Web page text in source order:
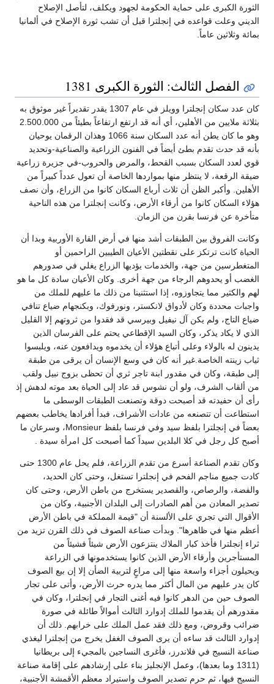
الثورة الكبرى على حماية الحكومة لجهود ويكلف، لتأصل الإصلاح
الديني وعلت قواعده في إنجلترا قبل أن تشب ثورة الإصلاح في ألمانيا
بمائة وثلاثين عاماً.
الفصل الثالث: الثورة الكبرى 1381
كان عدد سكان إنجلترا وويلز في عام 1307 يقدر تقديراً غير موثوق به
بثلاثة ملايين من الأهلين، أي أنه قد ارتفع ارتفاعاً بطيئاً من 2.500.000
وهو ما كان يطن أنه عدد السكان سنة 1066 وهذان الرقمان يوحيان
بأنه قد حدث تقدم بطئ أيضاً في الفنون الزراعية والصناعية-وتحديد
قوي لعدد السكان بسبب القحط، والمرض والحروب-في جزيرة زراعية
ضيقة الرقعة، لا ينتظر منها بمواردها الخاصة أن تعول عدداً كبيراً من
الأهلين. وأكبر الظن أن ثلاث أرباع السكان كانوا من الزراع، وأن نصف
هؤلاء السكان كانوا من أرقاء الأرض، وكانت إنجلترا من هذه الناحية
متأخرة عن فرنسا بقرن من الزمان.
وكانت الفروق بين الطبقات أشد منها في أرض القارة الأوربية وبدا أن
الحياة كانت ترتكز على نقطتين الأعيان الطيبين الراحمين أو
المتغطرسين من جهة، والخدمات يؤديها الزراع يغلي في صدورهم
الغضب أو يحدوهم الرجاء من جهة أخرى. وكان الأعيان سادة كل ما هو
لهم والكثير مما يتجاوزوه، إذا استثنينا من ذلك ما عليهم للملك من
واجبات محددة وكان لأدواق لانكستر، ونورفوك، وبكنجهام ضياع تنافي
ضياع التاج، ولم يكن آل نيفيل وبيرسي قد فقدوا من ثروتهم إلا القليل
الذي لا يكاد يذكر، وكان السيد الإقطاعي يحتم على الفرسان الذين
يدينون له بالولاء وعلى أتباع هؤلاء أن يخدموه ويدافعون عنه، ويلبسوا
ثياب زينته الخاصة.غير أنه كان في وسع الإنسان أن يرقى من طبقة
إلى طبقة، وكان في مقدور ابنة تاجر ثري أن تحظى بزوج نبيل ولقب
من ألقاب الشرف، ولو أن نشوس قد عاد إلى الحياة بعد موته لدهش إذ
رأى أن حفيدته قد أصبحت دوقة وتصنعت الطبقات الوسطى ما
استطاعت أن تتصنعه من عادات الأشراف، فبدأ أفرادها يخاطب بعضهم
بعضاً في إنجلترا بلفظ سيد وفي فرنسا بلفظ Monsieur، وسرعان ما
أصبح كل رجل في كلا البلدين سيداً كما أصبحت كل امرأة سيدة .
وكان تقدم الصناعة أسرع من تقدم الزراعة، فلم يحل عام 1300 حتى
كادت جميع مناجم الفحم في إنجلترا تستغل، وحتى كان الحديد،
والفضة، والرصاص، والقصدير يستخرج من باطن الأرض، وحتى كان
تصدير المعادن من أهم الصادرات إلى البلدان الأجنبية، وكان من
الأقوال التي تجري على الألسنة أن "قيمة المملكة في باطن الأرض
أعظم منها في ظاهرها". وبدأت صناعة الصوف في ذلك القرن تزيد من
ثراء إنجلترا فأخذ كبار الملاك ينتزعون الأرض شيئاً فشيئاً من
المستأجرين وأرقاء الأرض الذين كانوا يستخدمونها في الزراعة
ويحيلون أجزاء واسعة منها إلى مراعٍ لتربية الضأن إلا إن بيع الصوف
كان يدر عليهم من المال أكثر مما يدره حرث الأرض، وأتى على تجار
الصوف حين من الدهر كانوا فيه أغنى التجار في إنجلترا، وكان في
مقدورهم أن يقدموا للملك إدوارد الثالث أموالاً طائلة في صورة
ضرائب وقروض، ومع ذلك فقد عمل الملك على خرابهم. ذلك أن
إدوارد الثالث قد ساءه أن يرى الصوف الغفل يخرج من إنجلترا ليغذي
صناعة النسيج في فلاندرز، فأغرى النساجين بالمجيء إلى بريطانيا
(1311 وما بعدها)، وعمل الإنجليز بناء على إرشادهم على إقامة صناعة
النسيج فيها، ثم حرم تصدير الصوف واستيراد معظم الأقمشة الأجنبية،